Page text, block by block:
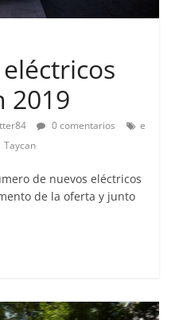
2019
0 comentarios
e
Taycan
de nuevos eléctricos
de la oferta y junto